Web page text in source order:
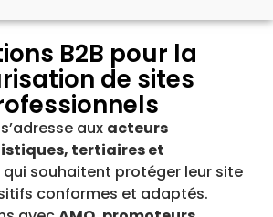
B2B pour la
de sites
aux acteurs
tertiaires et
qui souhaitent protéger leur site
conformes et adaptés.